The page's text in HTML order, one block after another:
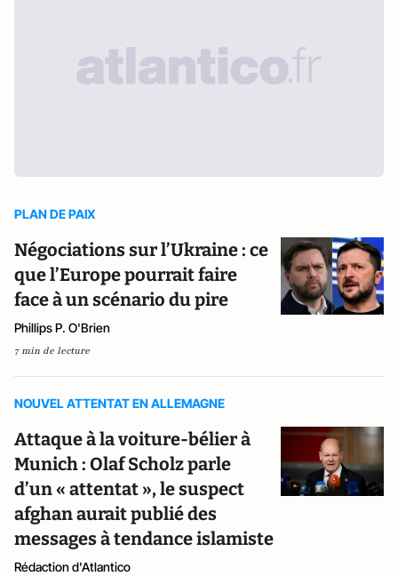
PLAN DE PAIX
Négociations sur l’Ukraine : ce
que l’Europe pourrait faire
face à un scénario du pire
Phillips P. O'Brien
7 min de lecture
NOUVEL ATTENTAT EN ALLEMAGNE
Attaque à la voiture-bélier à
Munich : Olaf Scholz parle
d’un « attentat », le suspect
afghan aurait publié des
messages à tendance islamiste
Rédaction d'Atlantico